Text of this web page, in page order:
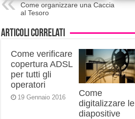
Come organizzare una Caccia
al Tesoro
Articoli correlati
Come verificare
copertura ADSL
per tutti gli
operatori
19 Gennaio 2016
Come
digitalizzare le
diapositive